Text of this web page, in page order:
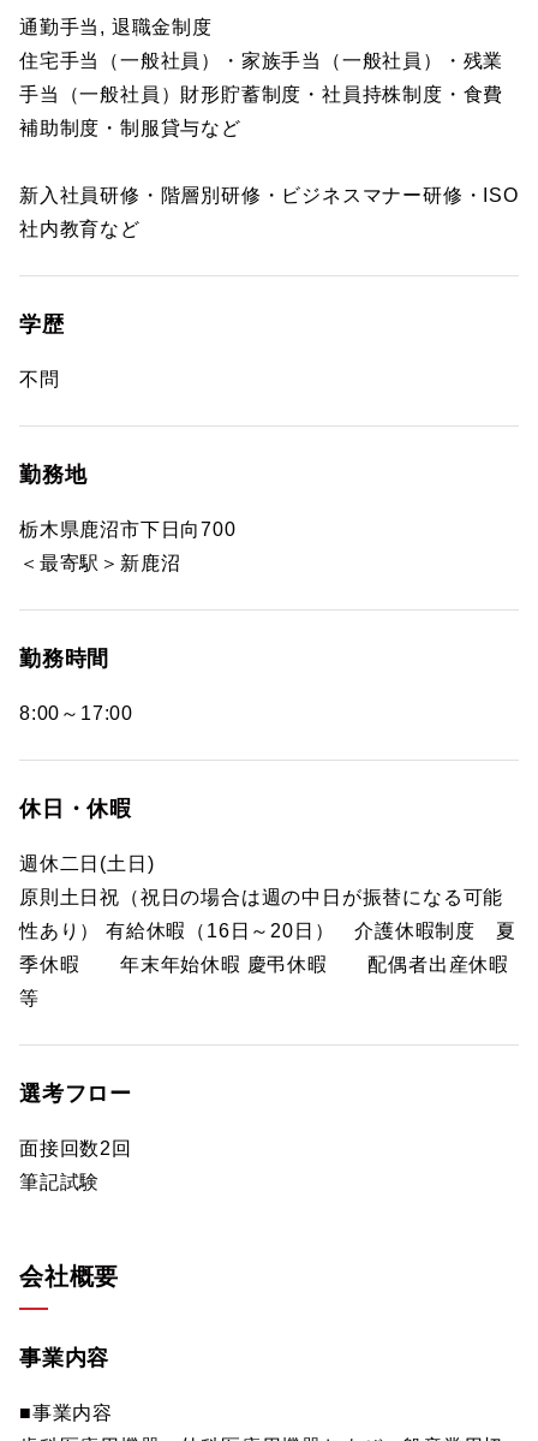
通勤手当, 退職金制度
住宅手当（一般社員）・家族手当（一般社員）・残業
手当（一般社員）財形貯蓄制度・社員持株制度・食費
補助制度・制服貸与など
新入社員研修・階層別研修・ビジネスマナー研修・ISO
社内教育など
学歴
不問
勤務地
栃木県鹿沼市下日向700
＜最寄駅＞新鹿沼
勤務時間
8:00～17:00
休日・休暇
週休二日(土日)
原則土日祝（祝日の場合は週の中日が振替になる可能
性あり） 有給休暇（16日～20日） 介護休暇制度 夏
季休暇 年末年始休暇 慶弔休暇 配偶者出産休暇
等
選考フロー
面接回数2回
筆記試験
会社概要
事業内容
■事業内容